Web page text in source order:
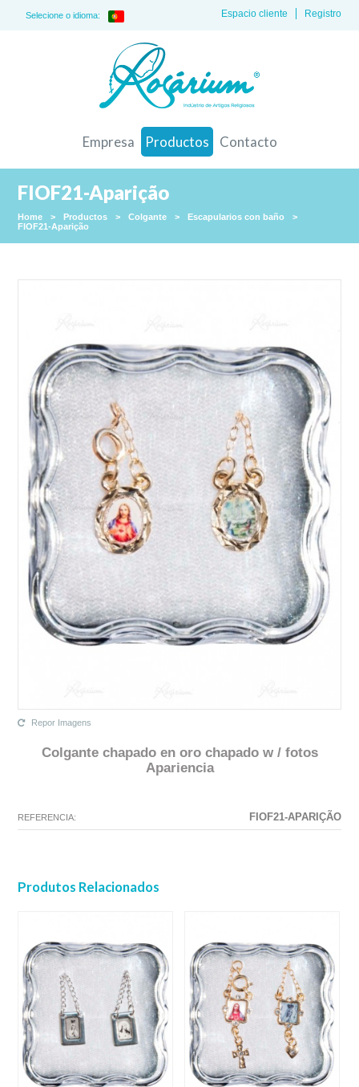
Selecione o idioma: Registro
Espacio cliente
Empresa Productos Contacto
FIOF21-Aparição
Home > Productos > Colgante > Escapularios con baño
>
FIOF21-Aparição
Repor Imagens
Colgante chapado en oro chapado w / fotos
Apariencia
momento.
REFERENCIA: FIOF21-APARIÇÃO
Produtos Relacionados